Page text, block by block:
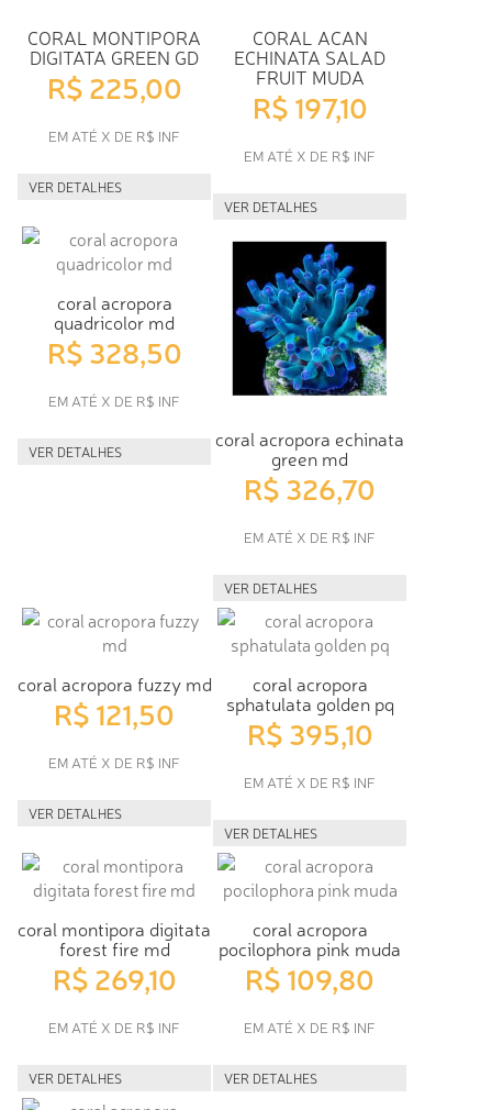
CORAL MONTIPORA
DIGITATA GREEN GD
R$ 225,00
EM ATÉ X DE R$ INF
VER DETALHES
CORAL ACAN
ECHINATA SALAD
FRUIT MUDA
R$ 197,10
EM ATÉ X DE R$ INF
VER DETALHES
coral acropora
quadricolor md
R$ 328,50
EM ATÉ X DE R$ INF
VER DETALHES
coral acropora echinata
green md
R$ 326,70
EM ATÉ X DE R$ INF
VER DETALHES
coral acropora fuzzy md
R$ 121,50
EM ATÉ X DE R$ INF
VER DETALHES
coral acropora
sphatulata golden pq
R$ 395,10
EM ATÉ X DE R$ INF
VER DETALHES
coral montipora digitata
forest fire md
R$ 269,10
EM ATÉ X DE R$ INF
VER DETALHES
coral acropora
pocilophora pink muda
R$ 109,80
EM ATÉ X DE R$ INF
VER DETALHES